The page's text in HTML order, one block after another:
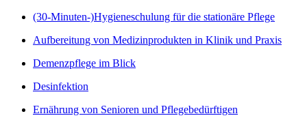
(30-Minuten-)Hygieneschulung für die stationäre Pflege
Aufbereitung von Medizinprodukten in Klinik und Praxis
Demenzpflege im Blick
Desinfektion
Ernährung von Senioren und Pflegebedürftigen